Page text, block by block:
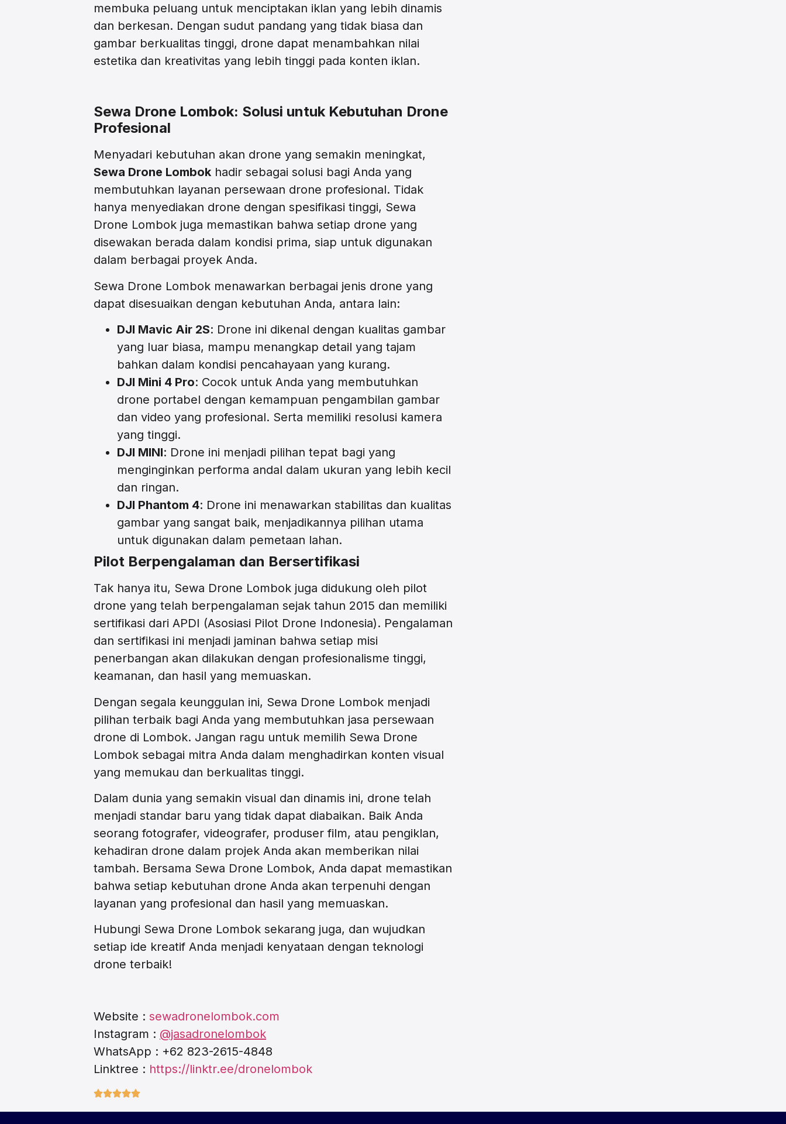
membuka peluang untuk menciptakan iklan yang lebih dinamis
dan berkesan. Dengan sudut pandang yang tidak biasa dan
gambar berkualitas tinggi, drone dapat menambahkan nilai
estetika dan kreativitas yang lebih tinggi pada konten iklan.
Sewa Drone Lombok: Solusi untuk Kebutuhan Drone
Profesional
Menyadari kebutuhan akan drone yang semakin meningkat,
Sewa Drone Lombok hadir sebagai solusi bagi Anda yang
membutuhkan layanan persewaan drone profesional. Tidak
hanya menyediakan drone dengan spesifikasi tinggi, Sewa
Drone Lombok juga memastikan bahwa setiap drone yang
disewakan berada dalam kondisi prima, siap untuk digunakan
dalam berbagai proyek Anda.
Sewa Drone Lombok menawarkan berbagai jenis drone yang
dapat disesuaikan dengan kebutuhan Anda, antara lain:
DJI Mavic Air 2S: Drone ini dikenal dengan kualitas gambar
yang luar biasa, mampu menangkap detail yang tajam
bahkan dalam kondisi pencahayaan yang kurang.
DJI Mini 4 Pro: Cocok untuk Anda yang membutuhkan
drone portabel dengan kemampuan pengambilan gambar
dan video yang profesional. Serta memiliki resolusi kamera
yang tinggi.
DJI MINI: Drone ini menjadi pilihan tepat bagi yang
menginginkan performa andal dalam ukuran yang lebih kecil
dan ringan.
DJI Phantom 4: Drone ini menawarkan stabilitas dan kualitas
gambar yang sangat baik, menjadikannya pilihan utama
untuk digunakan dalam pemetaan lahan.
Pilot Berpengalaman dan Bersertifikasi
Tak hanya itu, Sewa Drone Lombok juga didukung oleh pilot
drone yang telah berpengalaman sejak tahun 2015 dan memiliki
sertifikasi dari APDI (Asosiasi Pilot Drone Indonesia). Pengalaman
dan sertifikasi ini menjadi jaminan bahwa setiap misi
penerbangan akan dilakukan dengan profesionalisme tinggi,
keamanan, dan hasil yang memuaskan.
Dengan segala keunggulan ini, Sewa Drone Lombok menjadi
pilihan terbaik bagi Anda yang membutuhkan jasa persewaan
drone di Lombok. Jangan ragu untuk memilih Sewa Drone
Lombok sebagai mitra Anda dalam menghadirkan konten visual
yang memukau dan berkualitas tinggi.
Dalam dunia yang semakin visual dan dinamis ini, drone telah
menjadi standar baru yang tidak dapat diabaikan. Baik Anda
seorang fotografer, videografer, produser film, atau pengiklan,
kehadiran drone dalam projek Anda akan memberikan nilai
tambah. Bersama Sewa Drone Lombok, Anda dapat memastikan
bahwa setiap kebutuhan drone Anda akan terpenuhi dengan
layanan yang profesional dan hasil yang memuaskan.
Hubungi Sewa Drone Lombok sekarang juga, dan wujudkan
setiap ide kreatif Anda menjadi kenyataan dengan teknologi
drone terbaik!
Website : sewadronelombok.com
Instagram : @jasadronelombok
WhatsApp : +62 823-2615-4848
Linktree : https://linktr.ee/dronelombok
